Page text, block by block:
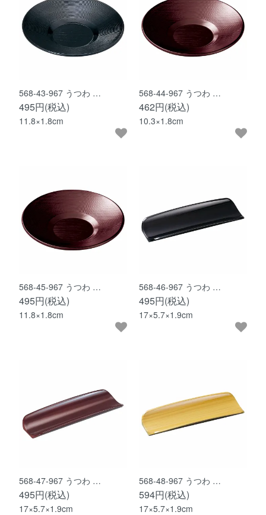
568-43-967 うつわ …
495円(税込)
11.8×1.8cm
568-44-967 うつわ …
462円(税込)
10.3×1.8cm
568-45-967 うつわ …
495円(税込)
11.8×1.8cm
568-46-967 うつわ …
495円(税込)
17×5.7×1.9cm
568-47-967 うつわ …
495円(税込)
17×5.7×1.9cm
568-48-967 うつわ …
594円(税込)
17×5.7×1.9cm